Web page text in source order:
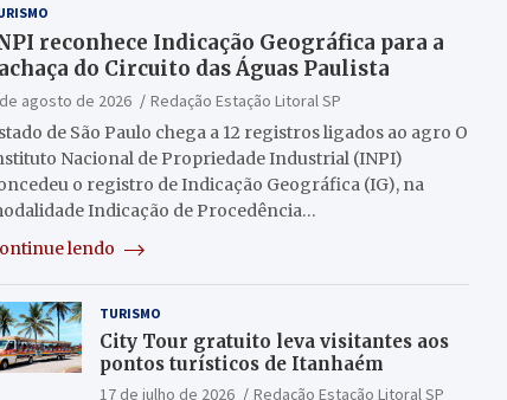
reconhece Indicação Geográfica para a
do Circuito das Águas Paulista
agosto de 2026
Redação Estação Litoral SP
de São Paulo chega a 12 registros ligados ao agro O
Nacional de Propriedade Industrial (INPI)
o registro de Indicação Geográfica (IG), na
Indicação de Procedência…
lendo
TURISMO
City Tour gratuito leva visitantes aos
pontos turísticos de Itanhaém
17 de julho de 2026 Redação Estação Litoral SP